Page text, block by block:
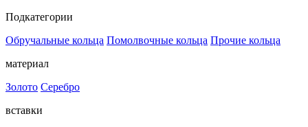
Подкатегории
Обручальные кольца Помолвочные кольца Прочие кольца
материал
Золото Серебро
вставки